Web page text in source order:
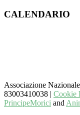
CALENDARIO
Associazione
83003410038 | Cookie
PrincipeMorici and